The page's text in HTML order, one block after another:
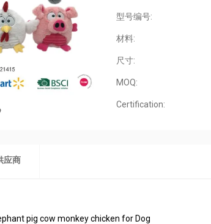
型号编号:
材料:
尺寸:
MOQ:
Certification:
应商
pig cow monkey chicken for Dog